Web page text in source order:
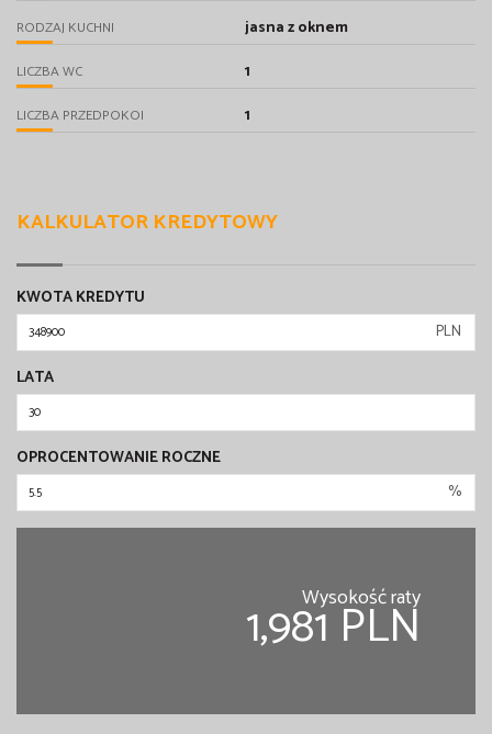
RODZAJ KUCHNI jasna z oknem
LICZBA WC 1
LICZBA PRZEDPOKOI 1
KALKULATOR KREDYTOWY
KWOTA KREDYTU
PLN
LATA
OPROCENTOWANIE ROCZNE
%
Wysokość raty
1,981 PLN